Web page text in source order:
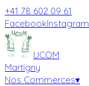
+41 78 602 09 61
FacebookInstagram
UCOM
Martigny
Nos Commerces▾